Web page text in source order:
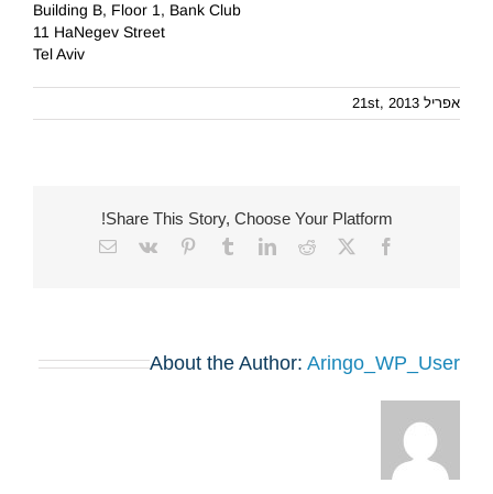
Building B, Floor 1, Bank Club
11 HaNegev Street
Tel Aviv
אפריל 21st, 2013
Share This Story, Choose Your Platform!
Facebook
X
Reddit
LinkedIn
Tumblr
Pinterest
Vk
Email
About the Author: Aringo_WP_User